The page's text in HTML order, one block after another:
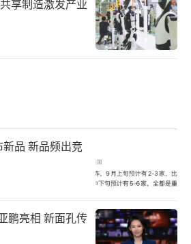
品 新品频出竞
鹏亮相 新面孔传